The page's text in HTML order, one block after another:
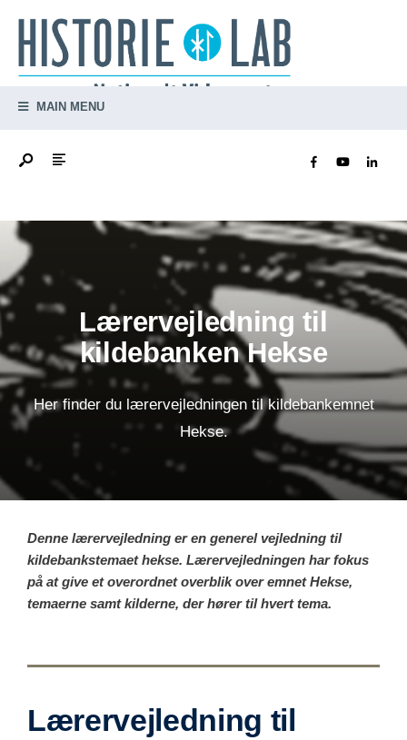
MAIN MENU
Lærervejledning til
kildebanken Hekse
Her finder du lærervejledningen til kildebankemnet
Hekse.
Denne lærervejledning er en generel vejledning til
kildebankstemaet hekse. Lærervejledningen har fokus
på at give et overordnet overblik over emnet Hekse,
temaerne samt kilderne, der hører til hvert tema.
Lærervejledning til